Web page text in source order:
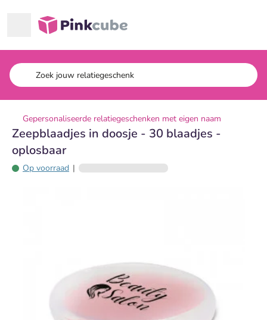
Pinkcube
Gepersonaliseerde relatiegeschenken met eigen naam
Zeepblaadjes in doosje - 30 blaadjes -
oplosbaar
Op voorraad |